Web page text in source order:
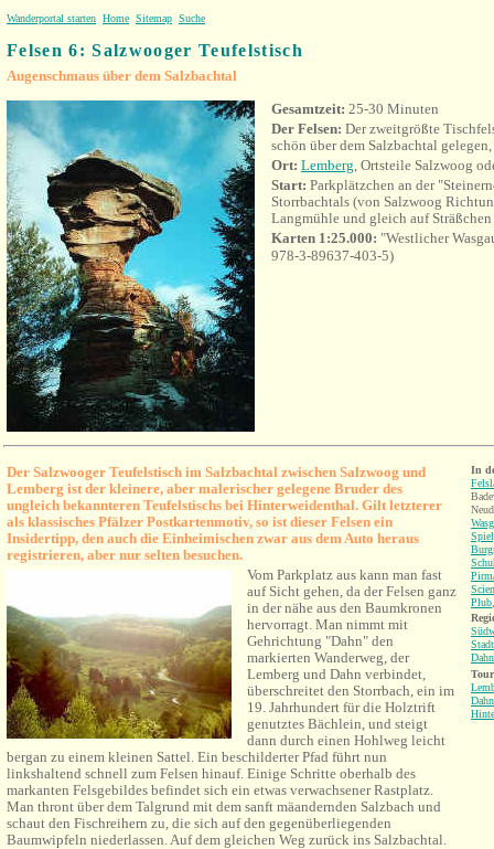
Wanderportal starten Home Sitemap Suche
Felsen 6: Salzwooger Teufelstisch
Augenschmaus über dem Salzbachtal
Gesamtzeit: 25-30 Minuten
Der Felsen: Der zweitgrößte
schön über dem Salzbachtal
Ort: Lemberg, Ortsteile Salzwoog
Start: Parkplätzchen an der
Storrbachtals (von Salzwoog
Langmühle und gleich auf
Karten 1:25.000: "Westlicher
978-3-89637-403-5)
Der Salzwooger Teufelstisch im Salzbachtal zwischen Salzwoog und
Lemberg ist der kleinere, aber malerischer gelegene Bruder des
ungleich bekannteren Teufelstischs bei Hinterweidenthal. Gilt letzterer
als klassisches Pfälzer Postkartenmotiv, so ist dieser Felsen ein
Insidertipp, den auch die Einheimischen zwar aus dem Auto heraus
registrieren, aber nur selten besuchen.
Vom Parkplatz aus kann man fast
auf Sicht gehen, da der Felsen ganz
in der nähe aus den Baumkronen
hervorragt. Man nimmt mit
Gehrichtung "Dahn" den
markierten Wanderweg, der
Lemberg und Dahn verbindet,
überschreitet den Storrbach, ein im
19. Jahrhundert für die Holztrift
genutztes Bächlein, und steigt
dann durch einen Hohlweg leicht
bergan zu einem kleinen Sattel. Ein beschilderter Pfad führt nun
linkshaltend schnell zum Felsen hinauf. Einige Schritte oberhalb des
markanten Felsgebildes befindet sich ein etwas verwachsener Rastplatz.
Man thront über dem Talgrund mit dem sanft mäandernden Salzbach und
schaut den Fischreihern zu, die sich auf den gegenüberliegenden
Baumwipfeln niederlassen. Auf dem gleichen Weg zurück ins Salzbachtal.
In
Plub
Dahn